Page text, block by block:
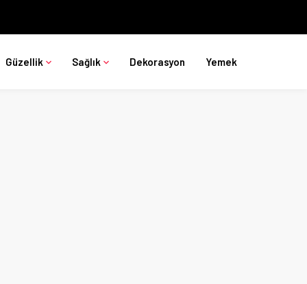
Güzellik Sağlık Dekorasyon Yemek